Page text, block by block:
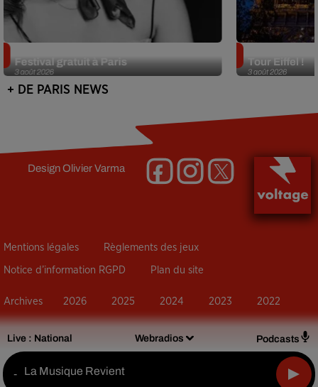
Live : National Webradios Podcasts
- La Musique Revient
3 août 2026
Festival gratuit à Paris
3 août 2026
Tour Eiffel !
+ DE PARIS NEWS
DesignOlivier Varma
Mentions légales Règlements des jeux
Notice d’information RGPD Plan du site
Archives 2026 2025 2024 2023 2022